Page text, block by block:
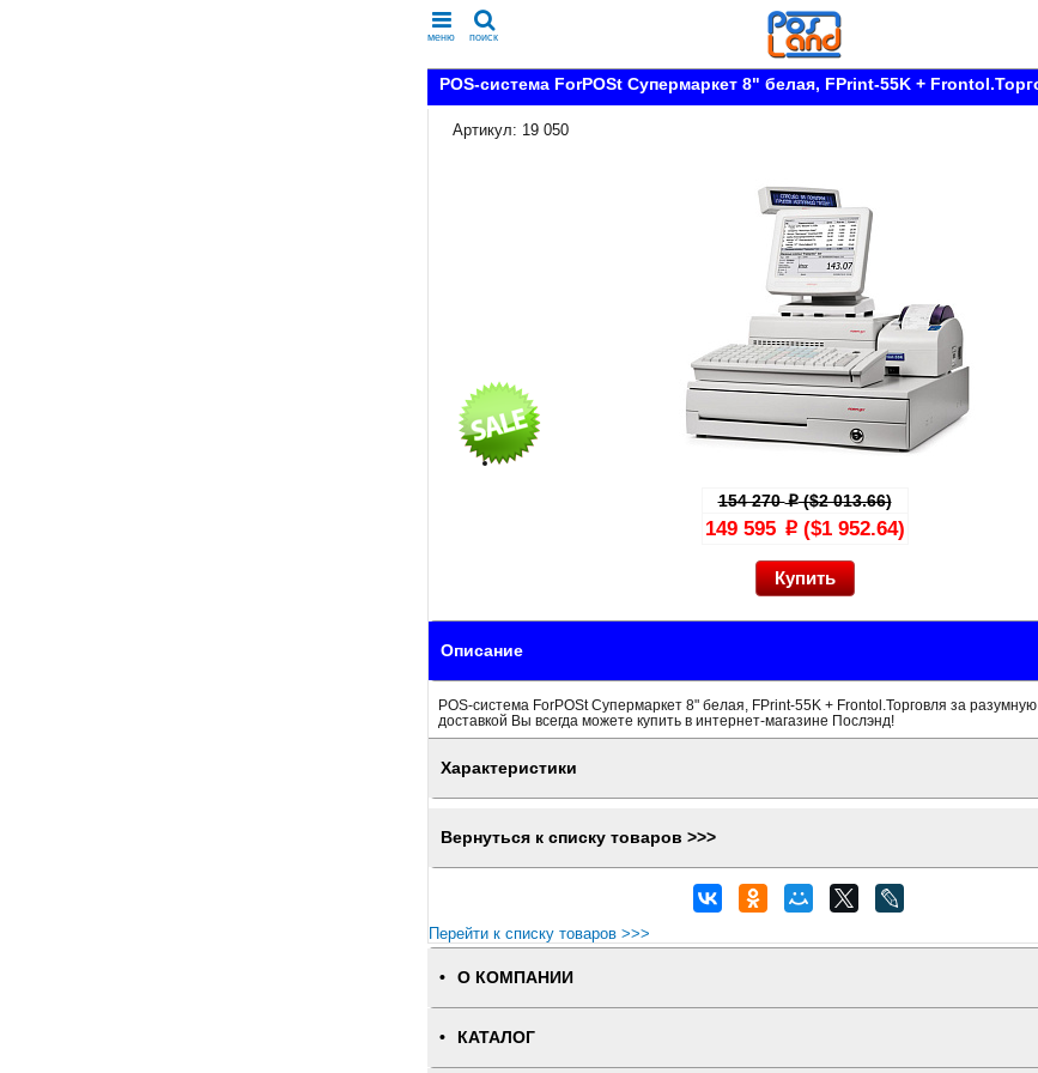
меню поиск
POS-система ForPOSt Супермаркет 8" белая, FPrint-55K +
Артикул: 19 050
154 270p($2 013.66)
149 595 p($1 952.64)
Описание
POS-система ForPOSt Супермаркет 8" белая, FPrint-55K + Frontol.Торговля за
доставкой Вы всегда можете купить в интернет-магазине Послэнд!
Характеристики
Вернуться к списку товаров >>>
Перейти к списку товаров >>>
О КОМПАНИИ
КАТАЛОГ